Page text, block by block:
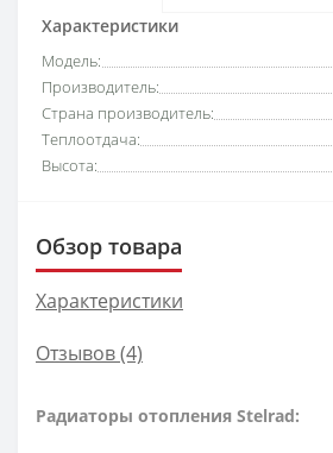
Характеристики
Модель:
Производитель:
Страна производитель:
Теплоотдача:
Высота:
Обзор товара
Характеристики
Отзывов (4)
Радиаторы отопления Stelrad: